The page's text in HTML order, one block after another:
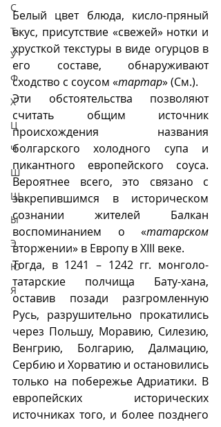
С
Т
У
Ф
Х
Ц
Ч
Ш
Щ
Ы
Э
Ю
Я
Белый цвет блюда, кисло-пряный
вкус, присутствие «свежей» нотки и
хрусткой текстуры в виде огурцов в
его составе, обнаруживают
сходство с соусом «тартар» (См.).
Эти обстоятельства позволяют
считать общим источник
происхождения названия
болгарского холодного супа и
пикантного европейского соуса.
Вероятнее всего, это связано с
закрепившимся в историческом
сознании жителей Балкан
воспоминанием о «татарском
вторжении» в Европу в XIII веке.
Тогда, в 1241 – 1242 гг. монголо-
татарские полчища Бату-хана,
оставив позади разгромленную
Русь, разрушительно прокатились
через Польшу, Моравию, Силезию,
Венгрию, Болгарию, Далмацию,
Сербию и Хорватию и остановились
только на побережье Адриатики. В
европейских исторических
источниках того, и более позднего